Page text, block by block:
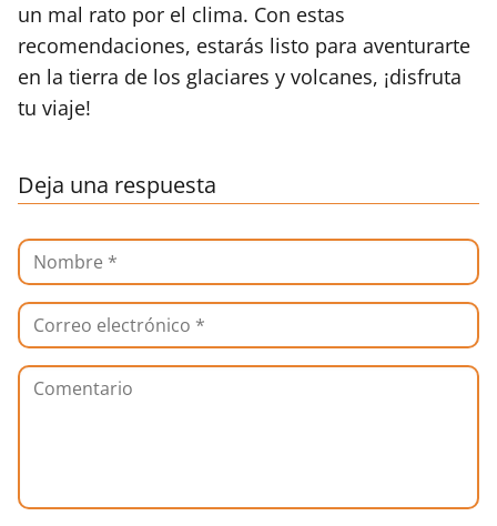
un mal rato por el clima. Con estas
recomendaciones, estarás listo para aventurarte
en la tierra de los glaciares y volcanes, ¡disfruta
tu viaje!
Deja una respuesta